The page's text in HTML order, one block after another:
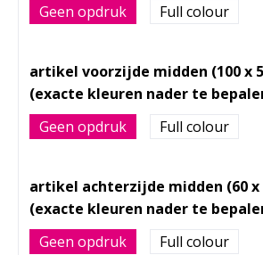
Geen opdruk Full colour
artikel voorzijde midden (100 x
Geen opdruk Full colour
artikel achterzijde midden (60 x
Geen opdruk Full colour